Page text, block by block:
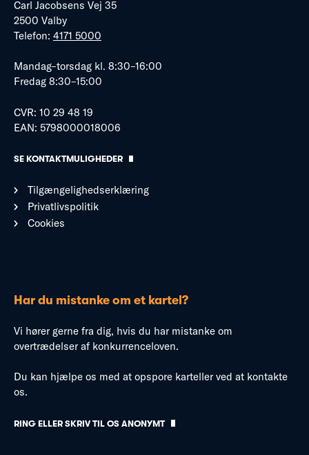
Carl Jacobsens Vej 35
2500 Valby
Telefon: 4171 5000
Mandag–torsdag kl. 8:30–16:00
Fredag 8:30–15:00
CVR: 10 29 48 19
EAN: 5798000018006
SE KONTAKTMULIGHEDER
Tilgængelighedserklæring
Privatlivspolitik
Cookies
Har du mistanke om et kartel?
Vi hører gerne fra dig, hvis du har mistanke om
overtrædelser af konkurrenceloven.
Du kan hjælpe os med at opspore karteller ved at kontakte
os.
RING ELLER SKRIV TIL OS ANONYMT